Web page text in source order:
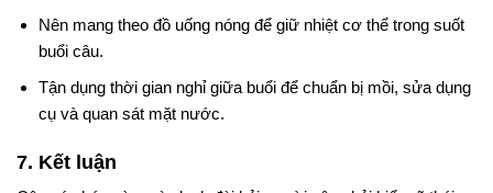
Nên mang theo đồ uống nóng để giữ nhiệt cơ thể trong suốt
buổi câu.
Tận dụng thời gian nghỉ giữa buổi để chuẩn bị mồi, sửa dụng
cụ và quan sát mặt nước.
7. Kết luận